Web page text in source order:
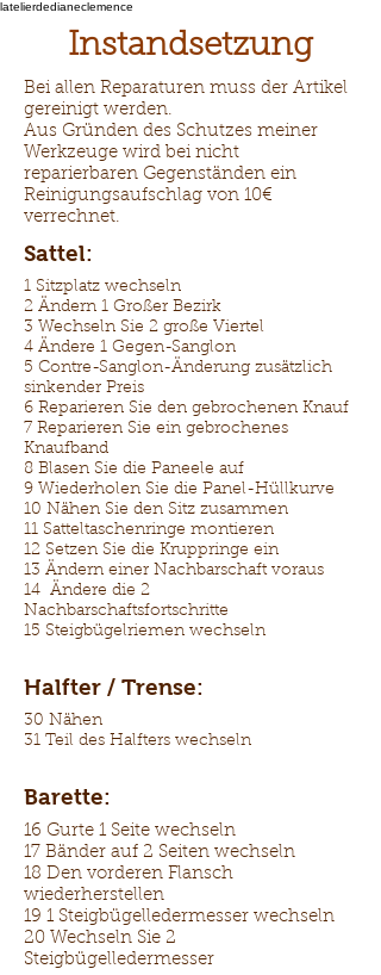
latelierdedianeclemence
Instandsetzung
Bei allen Reparaturen muss der Artikel
gereinigt werden.
Aus Gründen des Schutzes meiner
Werkzeuge wird bei nicht
reparierbaren Gegenständen ein
Reinigungsaufschlag von 10€
verrechnet.
Sattel:
1 Sitzplatz wechseln
2 Ändern 1 Großer Bezirk
3 Wechseln Sie 2 große Viertel
4 Ändere 1 Gegen-Sanglon
5 Contre-Sanglon-Änderung zusätzlich
sinkender Preis
6 Reparieren Sie den gebrochenen Knauf
7 Reparieren Sie ein gebrochenes
Knaufband
8 Blasen Sie die Paneele auf
9 Wiederholen Sie die Panel-Hüllkurve
10 Nähen Sie den Sitz zusammen
11 Satteltaschenringe montieren
12 Setzen Sie die Kruppringe ein
13 Ändern einer Nachbarschaft voraus
14 Ändere die 2
Nachbarschaftsfortschritte
15 Steigbügelriemen wechseln
Halfter / Trense:
30 Nähen
31 Teil des Halfters wechseln
Barette:
16 Gurte 1 Seite wechseln
17 Bänder auf 2 Seiten wechseln
18 Den vorderen Flansch
wiederherstellen
19 1 Steigbügelledermesser wechseln
20 Wechseln Sie 2
Steigbügelledermesser